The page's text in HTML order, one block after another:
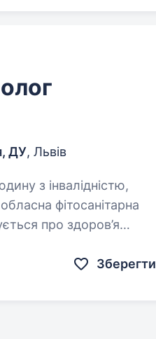
ДУ, Львів
з інвалідністю,
про здоров’я
Зберегти